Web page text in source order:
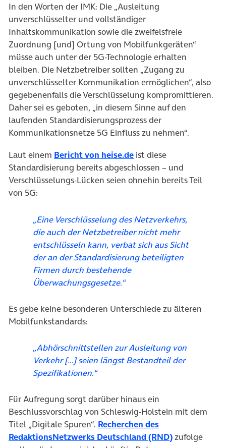
In den Worten der IMK: Die „Ausleitung
unverschlüsselter und vollständiger
Inhaltskommunikation sowie die zweifelsfreie
Zuordnung [und] Ortung von Mobilfunkgeräten“
müsse auch unter der 5G-Technologie erhalten
bleiben. Die Netzbetreiber sollten „Zugang zu
unverschlüsselter Kommunikation ermöglichen“, also
gegebenenfalls die Verschlüsselung kompromittieren.
Daher sei es geboten, „in diesem Sinne auf den
laufenden Standardisierungsprozess der
Kommunikationsnetze 5G Einfluss zu nehmen“.
Laut einem Bericht von heise.de(öffnet in neuem Tab)
ist diese
Standardisierung bereits abgeschlossen – und
Verschlüsselungs-Lücken seien ohnehin bereits Teil
von 5G:
„Eine Verschlüsselung des Netzverkehrs,
die auch der Netzbetreiber nicht mehr
entschlüsseln kann, verbat sich aus Sicht
der an der Standardisierung beteiligten
Firmen durch bestehende
Überwachungsgesetze.“
Es gebe keine besonderen Unterschiede zu älteren
Mobilfunkstandards:
„Abhörschnittstellen zur Ausleitung von
Verkehr […] seien längst Bestandteil der
Spezifikationen.“
Für Aufregung sorgt darüber hinaus ein
Beschlussvorschlag von Schleswig-Holstein mit dem
Titel „Digitale Spuren“. Recherchen des
RedaktionsNetzwerks Deutschland (RND)(öffnet in
zufolge